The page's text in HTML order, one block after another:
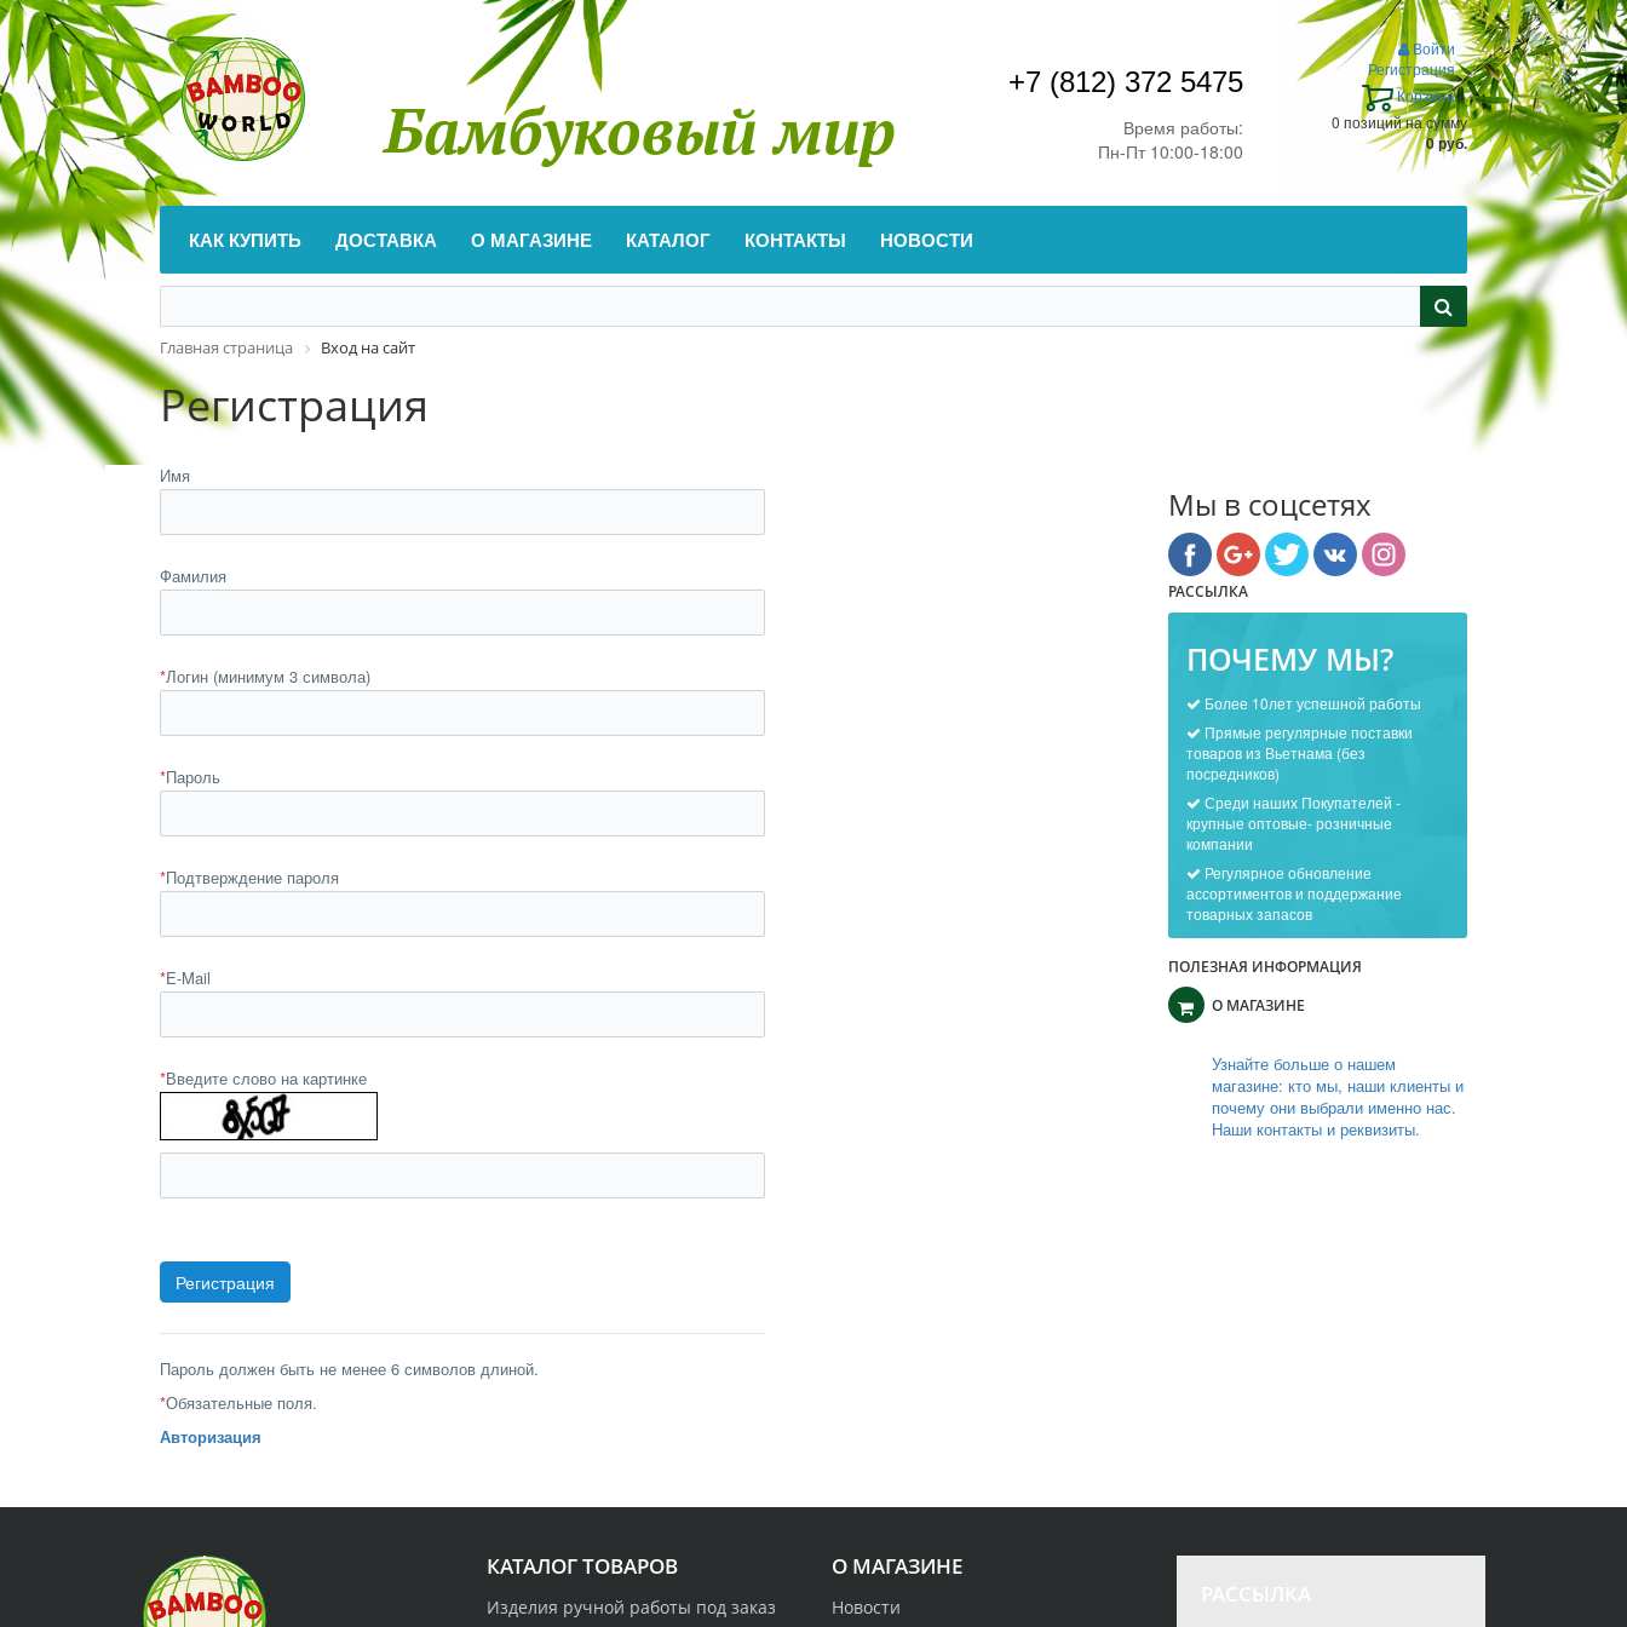
Бамбуковый мир
+7 (812) 372 5475
Время работы:
Пн-Пт 10:00-18:00
Войти
Регистрация
Корзина
0 позицийна сумму
0 руб.
КАК КУПИТЬ ДОСТАВКА О МАГАЗИНЕ КАТАЛОГ КОНТАКТЫ НОВОСТИ
Главная страница Вход на сайт
Регистрация
Имя
Фамилия
*Логин (минимум 3 символа)
*Пароль
*Подтверждение пароля
*E-Mail
*Введите слово на картинке
Пароль должен быть не менее 6 символов длиной.
*Обязательные поля.
Авторизация
Мы в соцсетях
РАССЫЛКА
ПОЧЕМУ МЫ?
Более 10лет успешной работы
Прямые регулярные поставки
товаров из Вьетнама (без
посредников)
Среди наших Покупателей -
крупные оптовые- розничные
компании
Регулярное обновление
ассортиментов и поддержание
товарных запасов
ПОЛЕЗНАЯ ИНФОРМАЦИЯ
О МАГАЗИНЕ
Узнайте больше о нашем
магазине: кто мы, наши клиенты и
почему они выбрали именно нас.
Наши контакты и реквизиты.
О МАГАЗИНЕ
Новости
КАТАЛОГ ТОВАРОВ
Изделия ручной работы под заказ